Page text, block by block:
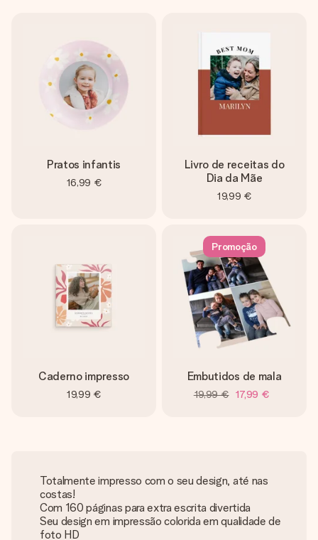
Pratos infantis
16,99 €
Livro de receitas do
Dia da Mãe
19,99 €
Caderno impresso
19,99 €
Promoção
Embutidos de mala
19,99 € 17,99 €
Totalmente impresso com o seu design, até nas
costas!
Com 160 páginas para extra escrita divertida
Seu design em impressão colorida em qualidade de
foto HD